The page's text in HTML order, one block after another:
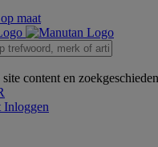
maat
content en
Inloggen